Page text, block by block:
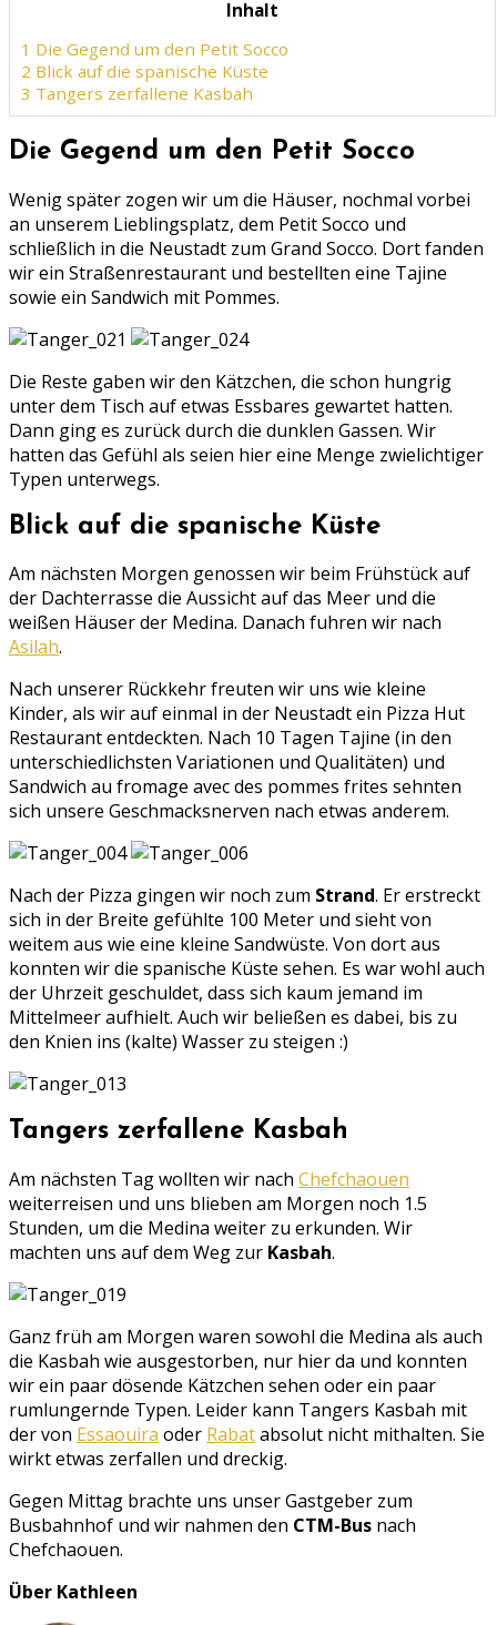
Inhalt
1 Die Gegend um den Petit Socco
2 Blick auf die spanische Küste
3 Tangers zerfallene Kasbah
Die Gegend um den Petit Socco
Wenig später zogen wir um die Häuser, nochmal vorbei
an unserem Lieblingsplatz, dem Petit Socco und
schließlich in die Neustadt zum Grand Socco. Dort fanden
wir ein Straßenrestaurant und bestellten eine Tajine
sowie ein Sandwich mit Pommes.
Die Reste gaben wir den Kätzchen, die schon hungrig
unter dem Tisch auf etwas Essbares gewartet hatten.
Dann ging es zurück durch die dunklen Gassen. Wir
hatten das Gefühl als seien hier eine Menge zwielichtiger
Typen unterwegs.
Blick auf die spanische Küste
Am nächsten Morgen genossen wir beim Frühstück auf
der Dachterrasse die Aussicht auf das Meer und die
weißen Häuser der Medina. Danach fuhren wir nach
Asilah.
Nach unserer Rückkehr freuten wir uns wie kleine
Kinder, als wir auf einmal in der Neustadt ein Pizza Hut
Restaurant entdeckten. Nach 10 Tagen Tajine (in den
unterschiedlichsten Variationen und Qualitäten) und
Sandwich au fromage avec des pommes frites sehnten
sich unsere Geschmacksnerven nach etwas anderem.
Nach der Pizza gingen wir noch zum Strand. Er erstreckt
sich in der Breite gefühlte 100 Meter und sieht von
weitem aus wie eine kleine Sandwüste. Von dort aus
konnten wir die spanische Küste sehen. Es war wohl auch
der Uhrzeit geschuldet, dass sich kaum jemand im
Mittelmeer aufhielt. Auch wir beließen es dabei, bis zu
den Knien ins (kalte) Wasser zu steigen :)
Tangers zerfallene Kasbah
Am nächsten Tag wollten wir nach Chefchaouen
weiterreisen und uns blieben am Morgen noch 1.5
Stunden, um die Medina weiter zu erkunden. Wir
machten uns auf dem Weg zur Kasbah.
Ganz früh am Morgen waren sowohl die Medina als auch
die Kasbah wie ausgestorben, nur hier da und konnten
wir ein paar dösende Kätzchen sehen oder ein paar
rumlungernde Typen. Leider kann Tangers Kasbah mit
der von Essaouira oder Rabatabsolut nicht mithalten. Sie
wirkt etwas zerfallen und dreckig.
Gegen Mittag brachte uns unser Gastgeber zum
Busbahnhof und wir nahmen den CTM-Bus nach
Chefchaouen.
Über Kathleen